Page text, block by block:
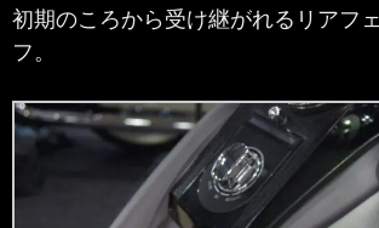
初期のころから受け継がれるリアフ
フ。